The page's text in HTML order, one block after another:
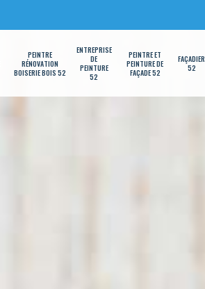
PEINTRE
RÉNOVATION
BOISERIE BOIS 52
ENTREPRISE
DE
PEINTURE
52
PEINTRE ET
PEINTURE DE
FAÇADE 52
FAÇADIER
52